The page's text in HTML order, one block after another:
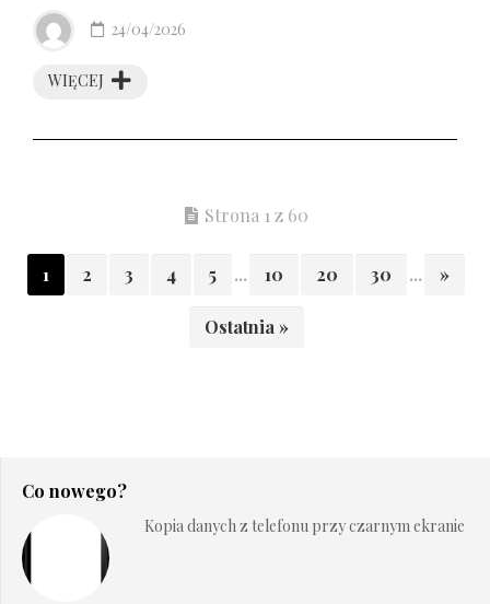
WIĘCEJ
24/04/2026
Strona 1 z 60
1 2 3 4 5 ... 10 20 30 ... »
Ostatnia »
Co nowego?
Kopia danych z telefonu przy czarnym ekranie